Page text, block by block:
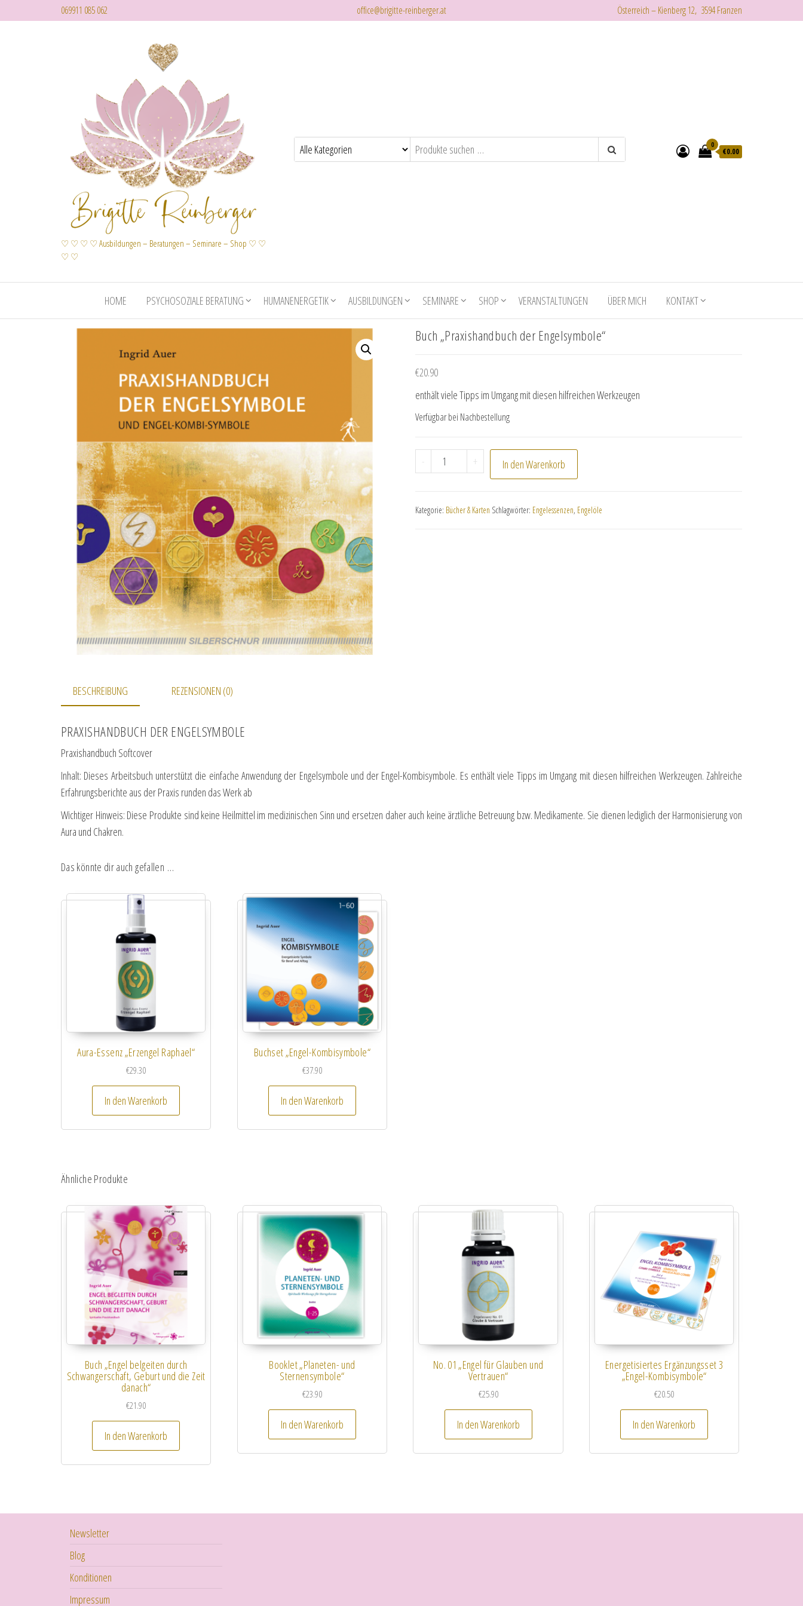
069911 085 062 office@brigitte-reinberger.at Österreich – Kienberg 12, 3594 Franzen
♡ ♡ ♡ ♡ Ausbildungen – Beratungen – Seminare – Shop ♡ ♡
♡ ♡
0
€0.00
HOME PSYCHOSOZIALE BERATUNG HUMANENERGETIK AUSBILDUNGEN SEMINARE SHOP VERANSTALTUNGEN ÜBER MICH KONTAKT
Buch „Praxishandbuch der Engelsymbole“
€20.90
enthält viele Tipps im Umgang mit diesen hilfreichen Werkzeugen
Verfügbar bei Nachbestellung
- Buch "Praxishandbuch der Engelsymbole" Menge
+ In den Warenkorb
Kategorie: Bücher & Karten Schlagwörter: Engelessenzen, Engelöle
BESCHREIBUNG REZENSIONEN (0)
PRAXISHANDBUCH DER ENGELSYMBOLE
Praxishandbuch Softcover
Inhalt: Dieses Arbeitsbuch unterstützt die einfache Anwendung der Engelsymbole und der Engel-Kombisymbole. Es enthält viele Tipps im Umgang mit diesen hilfreichen Werkzeugen. Zahlreiche
Erfahrungsberichte aus der Praxis runden das Werk ab
Wichtiger Hinweis: Diese Produkte sind keine Heilmittel im medizinischen Sinn und ersetzen daher auch keine ärztliche Betreuung bzw. Medikamente. Sie dienen lediglich der Harmonisierung von
Aura und Chakren.
Das könnte dir auch gefallen …
Aura-Essenz „Erzengel Raphael“
€29.30
In den Warenkorb
Buchset „Engel-Kombisymbole“
€37.90
In den Warenkorb
Ähnliche Produkte
Buch „Engel belgeiten durch
Schwangerschaft, Geburt und die Zeit
danach“
€21.90
In den Warenkorb
Booklet „Planeten- und
Sternensymbole“
€23.90
In den Warenkorb
No. 01 „Engel für Glauben und
Vertrauen“
€25.90
In den Warenkorb
Energetisiertes Ergänzungsset 3
„Engel-Kombisymbole“
€20.50
In den Warenkorb
Newsletter
Blog
Konditionen
Impressum